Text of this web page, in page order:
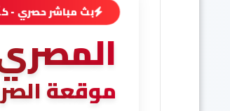
بث مباشر حصري -
موقعة